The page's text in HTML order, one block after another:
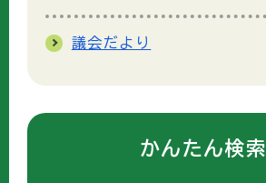
議会だより
かんたん検索